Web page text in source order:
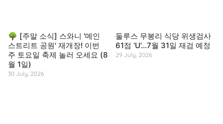
🌳 [주말 소식] 스와니 '메인
스트리트 공원' 재개장! 이번
주 토요일 축제 놀러 오세요 (8
월 1일)
30 July, 2026
둘루스 무봉리 식당 위생검사
61점 ‘U’…7월 31일 재검 예정
29 July, 2026